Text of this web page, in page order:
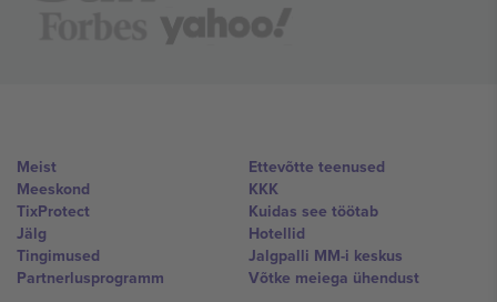
Meist
Meeskond
TixProtect
Jälg
Tingimused
Partnerlusprogramm
Ettevõtte teenused
KKK
Kuidas see töötab
Hotellid
Jalgpalli MM-i keskus
Võtke meiega ühendust